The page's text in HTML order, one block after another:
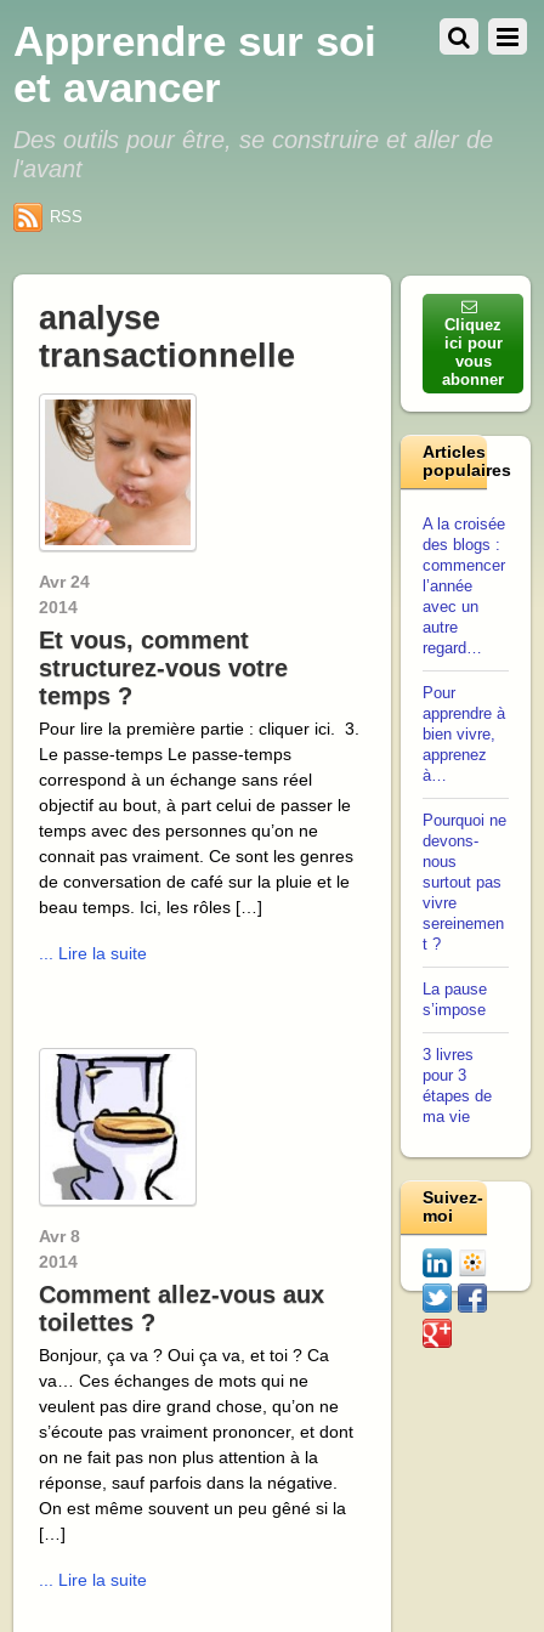
Apprendre sur soi
et avancer
Des outils pour être, se construire et aller de
l'avant
RSS
analyse
transactionnelle
Avr 24
2014
Et vous, comment
structurez-vous votre
temps ?
Pour lire la première partie : cliquer ici. 3.
Le passe-temps Le passe-temps
correspond à un échange sans réel
objectif au bout, à part celui de passer le
temps avec des personnes qu’on ne
connait pas vraiment. Ce sont les genres
de conversation de café sur la pluie et le
beau temps. Ici, les rôles […]
... Lire la suite
Avr 8
2014
Comment allez-vous aux
toilettes ?
Bonjour, ça va ? Oui ça va, et toi ? Ca
va… Ces échanges de mots qui ne
veulent pas dire grand chose, qu’on ne
s’écoute pas vraiment prononcer, et dont
on ne fait pas non plus attention à la
réponse, sauf parfois dans la négative.
On est même souvent un peu gêné si la
[…]
... Lire la suite
Cliquez
ici pour
vous
abonner
Articles
populaires
A la croisée
des blogs :
commencer
l’année
avec un
autre
regard…
Pour
apprendre à
bien vivre,
apprenez
à…
Pourquoi ne
devons-
nous
surtout pas
vivre
sereinemen
t ?
La pause
s’impose
3 livres
pour 3
étapes de
ma vie
Suivez-
moi